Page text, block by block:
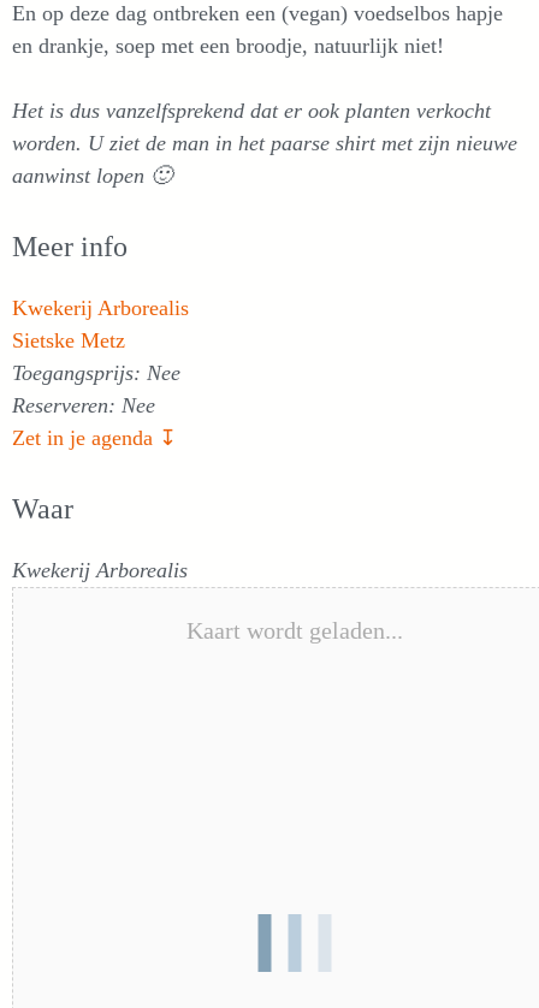
En op deze dag ontbreken een (vegan) voedselbos hapje
en drankje, soep met een broodje, natuurlijk niet!
Het is dus vanzelfsprekend dat er ook planten verkocht
worden. U ziet de man in het paarse shirt met zijn nieuwe
aanwinst lopen 🙂
Meer info
Kwekerij Arborealis
Sietske Metz
Toegangsprijs: Nee
Reserveren: Nee
Zet in je agenda ↧
Waar
Kwekerij Arborealis
Kaart wordt geladen...